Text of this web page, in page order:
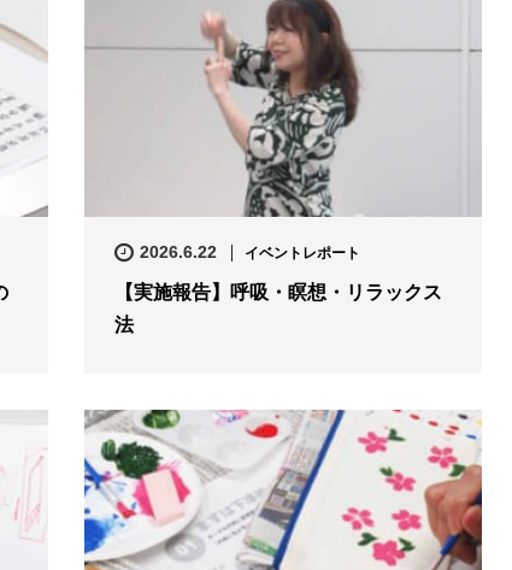
2026.6.22 イベントレポート
【実施報告】呼吸・瞑想・リラックス
法